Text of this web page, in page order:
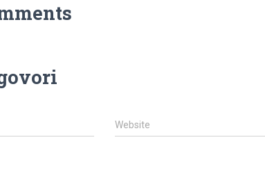
Website